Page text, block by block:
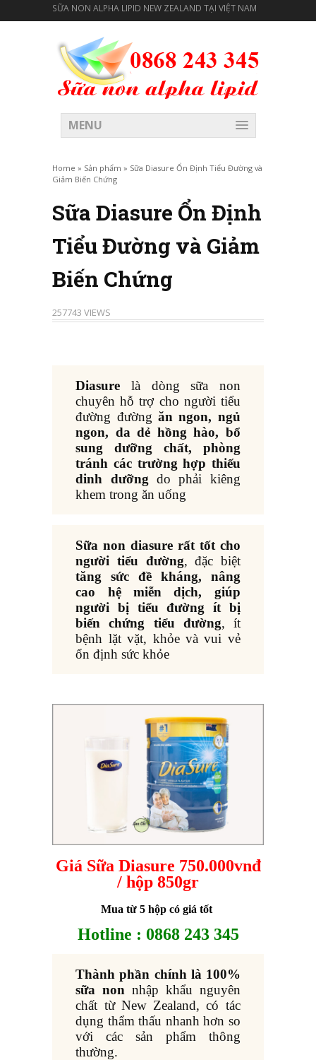
SỮA NON ALPHA LIPID NEW ZEALAND TẠI VIỆT NAM
MENU
Home » Sản phẩm » Sữa Diasure Ổn Định Tiểu Đường và
Giảm Biến Chứng
Sữa Diasure Ổn Định
Tiểu Đường và Giảm
Biến Chứng
257743 VIEWS
Diasure là dòng sữa non
chuyên hỗ trợ cho người tiểu
đường đường ăn ngon, ngủ
ngon, da dẻ hồng hào, bổ
sung dưỡng chất, phòng
tránh các trường hợp thiếu
dinh dưỡng do phải kiêng
khem trong ăn uống
Sữa non diasure rất tốt cho
người tiểu đường, đặc biệt
tăng sức đề kháng, nâng
cao hệ miễn dịch, giúp
người bị tiểu đường ít bị
biến chứng tiểu đường, ít
bệnh lặt vặt, khỏe và vui vẻ
ổn định sức khỏe
Giá Sữa Diasure 750.000vnđ
/ hộp 850gr
Mua từ 5 hộp có giá tốt
Hotline : 0868 243 345
Thành phần chính là 100%
sữa non nhập khẩu nguyên
chất từ New Zealand, có tác
dụng thẩm thấu nhanh hơn so
với các sản phẩm thông
thường.